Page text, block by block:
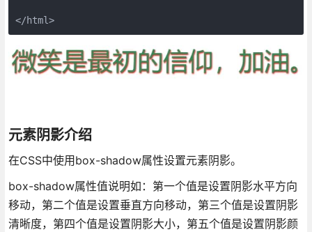
</html>
元素阴影介绍
在CSS中使用box-shadow属性设置元素阴影。
box-shadow属性值说明如：第一个值是设置阴影水平方向
移动，第二个值是设置垂直方向移动，第三个值是设置阴影
清晰度，第四个值是设置阴影大小，第五个值是设置阴影颜